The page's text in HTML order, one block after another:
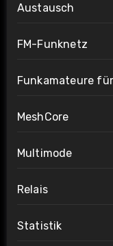
Austausch
FM-Funknetz
Funkamateure
MeshCore
Multimode
Relais
Statistik